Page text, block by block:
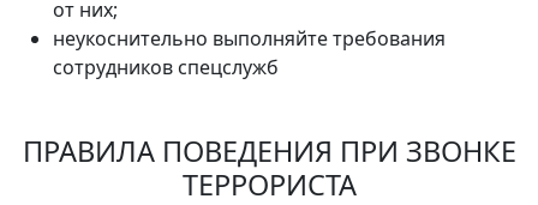
от них;
неукоснительно выполняйте требования
сотрудников спецслужб
ПРАВИЛА ПОВЕДЕНИЯ ПРИ ЗВОНКЕ
ТЕРРОРИСТА